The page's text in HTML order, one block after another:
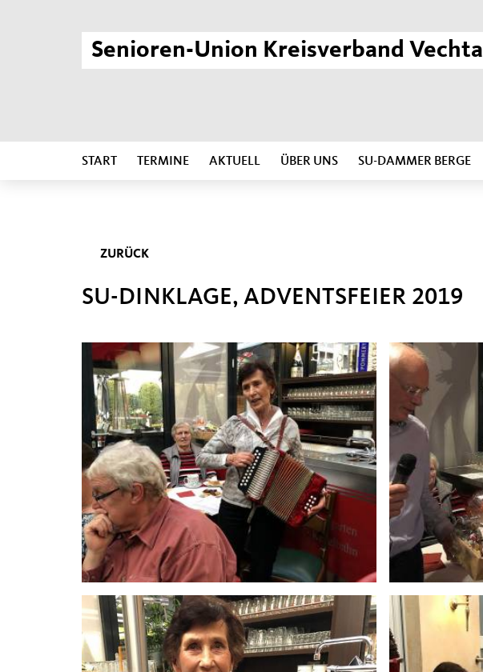
Senioren-Union Kreisverband Vechta
START TERMINE AKTUELL ÜBER UNS SU-DAMMER BERGE
ZURÜCK
SU-DINKLAGE, ADVENTSFEIER 2019